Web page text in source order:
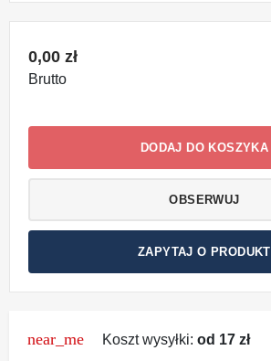
0,00 zł
Brutto
DODAJ DO KOSZYKA
OBSERWUJ
ZAPYTAJ O PRODUKT
near_me Koszt wysyłki: od 17 zł